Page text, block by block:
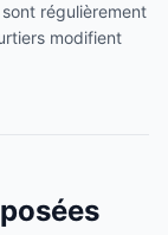
régulièrement
modifient